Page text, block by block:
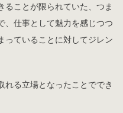
ることが限られていた、つま
、仕事として魅力を感じつつ
っていることに対してジレン
れる立場となったことででき